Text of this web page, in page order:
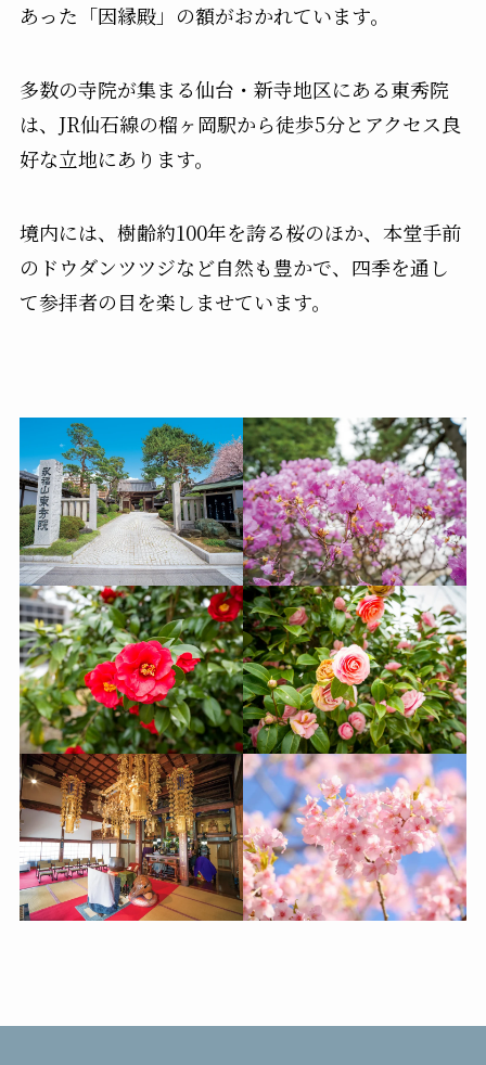
あった「因縁殿」の額がおかれています。
多数の寺院が集まる仙台・新寺地区にある東秀院
は、JR仙石線の榴ヶ岡駅から徒歩5分とアクセス良
好な立地にあります。
境内には、樹齢約100年を誇る桜のほか、本堂手前
のドウダンツツジなど自然も豊かで、四季を通し
て参拝者の目を楽しませています。